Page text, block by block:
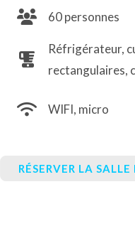
60 personnes
Réfrigérateur,
rectangulaires,
WIFI, micro
RÉSERVER LA SALLE